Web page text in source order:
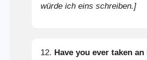
würde ich eins schreiben.]
12. Have you ever taken